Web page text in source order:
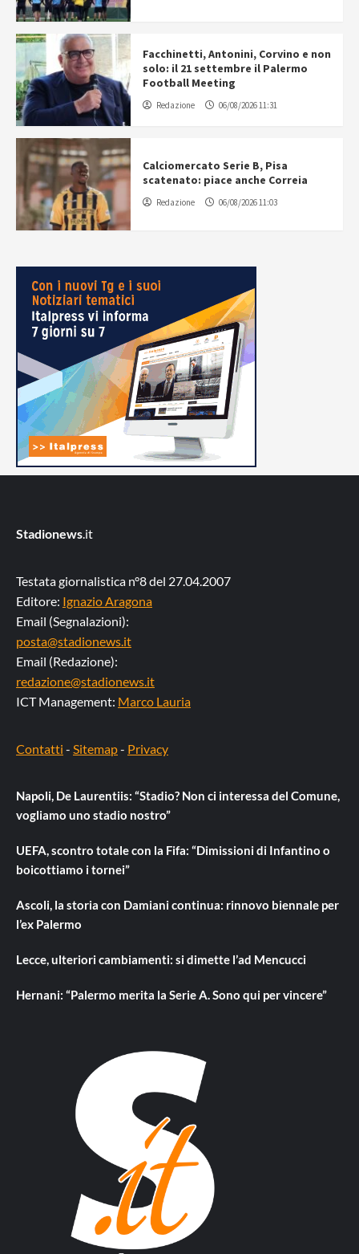
Facchinetti, Antonini, Corvino e non
solo: il 21 settembre il Palermo
Football Meeting
Redazione 06/08/2026 11:31
Calciomercato Serie B, Pisa
scatenato: piace anche Correia
Redazione 06/08/2026 11:03
Stadionews .it
Testata giornalistica n°8 del 27.04.2007
Editore: Ignazio Aragona
Email (Segnalazioni):
posta@stadionews.it
Email (Redazione):
redazione@stadionews.it
ICT Management: Marco Lauria
Contatti - Sitemap- Privacy
Napoli, De Laurentiis: “Stadio? Non ci interessa del Comune,
vogliamo uno stadio nostro”
UEFA, scontro totale con la Fifa: “Dimissioni di Infantino o
boicottiamo i tornei”
Ascoli, la storia con Damiani continua: rinnovo biennale per
l’ex Palermo
Lecce, ulteriori cambiamenti: si dimette l’ad Mencucci
Hernani: “Palermo merita la Serie A. Sono qui per vincere”